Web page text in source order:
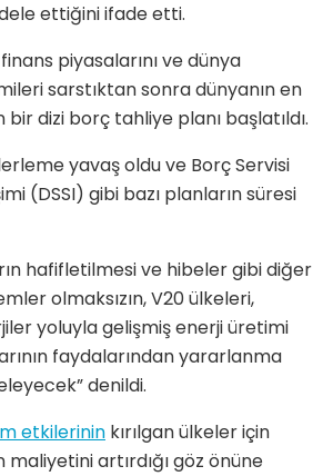
ettiğini ifade etti.
piyasalarını ve dünya
sarstıktan sonra dünyanın en
dizi borç tahliye planı başlatıldı.
yavaş oldu ve Borç Servisi
(DSSI) gibi bazı planların süresi
hafifletilmesi ve hibeler gibi diğer
olmaksızın, V20 ülkeleri,
yoluyla gelişmiş enerji üretimi
faydalarından yararlanma
denildi.
etkilerinin kırılgan ülkeler için
maliyetini artırdığı göz önüne